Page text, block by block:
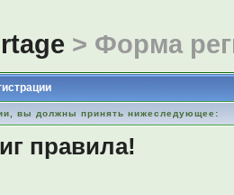
> Форма
вы должны принять нижеследующее:
правила!